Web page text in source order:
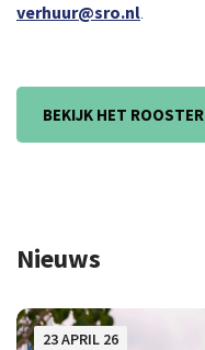
verhuur@sro.nl.
BEKIJK HET ROOSTER
Nieuws
23 APRIL 26